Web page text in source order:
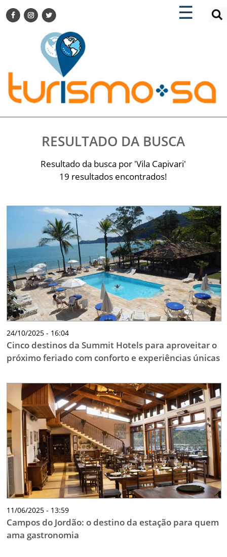
☰
×
TURISMO SA FOR BUSINESS
DESTINOS NACIONAIS
DESTINOS INTERNACIONAIS
CITY BREAK
TURISMO E MERCADO
EVENTOS
GASTRONOMIA
VITRINE
TURISMO SA TV
TESTADO E APROVADO
ÚLTIMAS NOTÍCIAS
PARCEIROS
QUEM SOMOS - EQUIPE
CONTATO
×
ENCONTRE SUA NOTÍCIA
RESULTADO DA BUSCA
Resultado da busca por 'Vila Capivari'
19 resultados encontrados!
24/10/2025 - 16:04
Cinco destinos da Summit Hotels para aproveitar o
próximo feriado com conforto e experiências únicas
11/06/2025 - 13:59
Campos do Jordão: o destino da estação para quem
ama gastronomia